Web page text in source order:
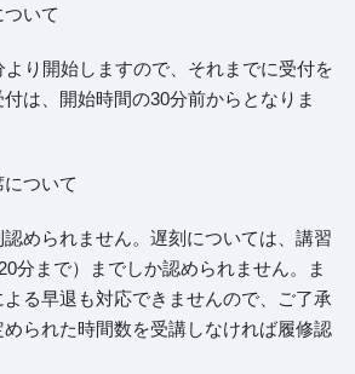
いて
り開始しますので、それまでに受付を
は、開始時間の30分前からとなりま
ついて
められません。遅刻については、講習
分まで）までしか認められません。ま
る早退も対応できませんので、ご了承
められた時間数を受講しなければ履修認